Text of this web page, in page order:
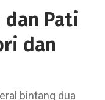
dan Pati
dan
bintang dua